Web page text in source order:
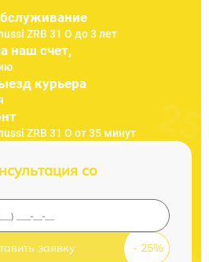
ZRB 31 O до 3 лет
наш счет,
курьера
ZRB 31 O от 35 минут
со
заявку